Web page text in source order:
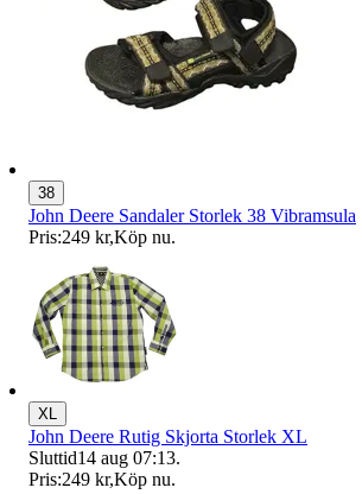
38
John Deere Sandaler Storlek 38 Vibramsula
Pris:249 kr,Köp nu.
XL
John Deere Rutig Skjorta Storlek XL
Sluttid14 aug 07:13.
Pris:249 kr,Köp nu.